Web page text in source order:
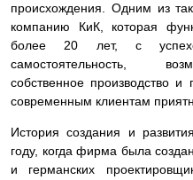
происхождения. Одним из
компанию КиК, которая
более 20 лет, с
самостоятельность,
собственное производство
современным клиентам
История создания и
году, когда фирма была
и германских